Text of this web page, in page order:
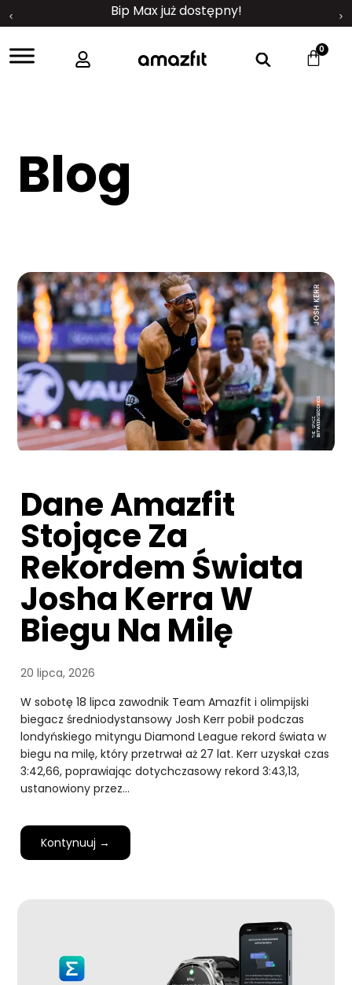
Bip Max już dostępny!
0
Blog
Dane Amazfit
Stojące Za
Rekordem Świata
Josha Kerra W
Biegu Na Milę
20 lipca, 2026
W sobotę 18 lipca zawodnik Team Amazfit i olimpijski
biegacz średniodystansowy Josh Kerr pobił podczas
londyńskiego mityngu Diamond League rekord świata w
biegu na milę, który przetrwał aż 27 lat. Kerr uzyskał czas
3:42,66, poprawiając dotychczasowy rekord 3:43,13,
ustanowiony przez…
Kontynuuj →